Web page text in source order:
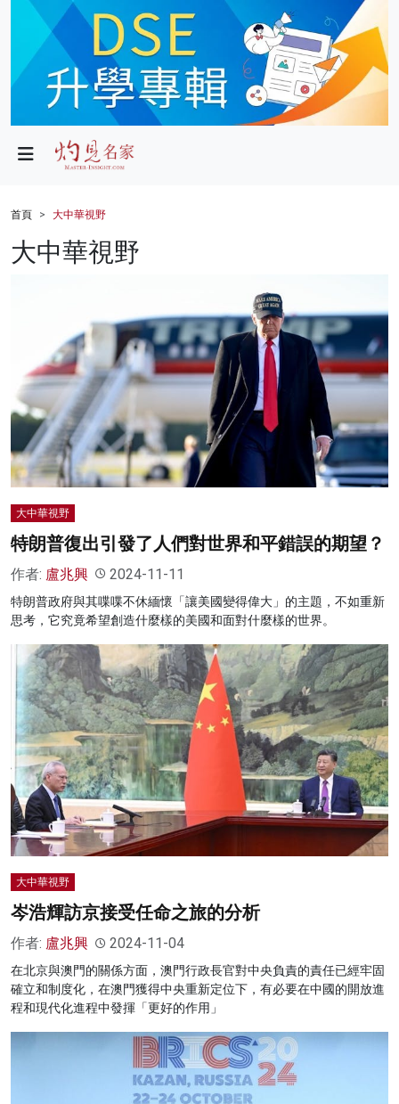
政局
財經
生活
科技
影片
名家榜
灼見活動
首頁 大中華視野
大中華視野
大中華視野
特朗普復出引發了人們對世界和平錯誤的期望？
作者: 盧兆興 2024-11-11
特朗普政府與其喋喋不休緬懷「讓美國變得偉大」的主題，不如重新
思考，它究竟希望創造什麼樣的美國和面對什麼樣的世界。
大中華視野
岑浩輝訪京接受任命之旅的分析
作者: 盧兆興 2024-11-04
在北京與澳門的關係方面，澳門行政長官對中央負責的責任已經牢固
確立和制度化，在澳門獲得中央重新定位下，有必要在中國的開放進
程和現代化進程中發揮「更好的作用」